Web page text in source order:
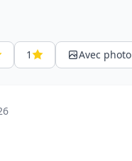
1 Avec photo